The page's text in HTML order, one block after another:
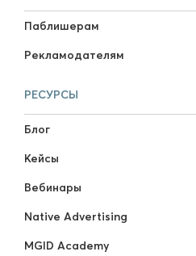
Паблишерам
Рекламодателям
РЕСУРСЫ
Блог
Кейсы
Вебинары
Native Advertising
MGID Academy